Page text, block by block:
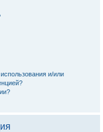
и/или